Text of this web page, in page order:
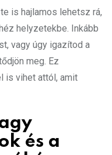
is hajlamos lehetsz rá,
helyzetekbe. Inkább
vagy úgy igazítod a
meg. Ez
is vihet attól, amit
és a